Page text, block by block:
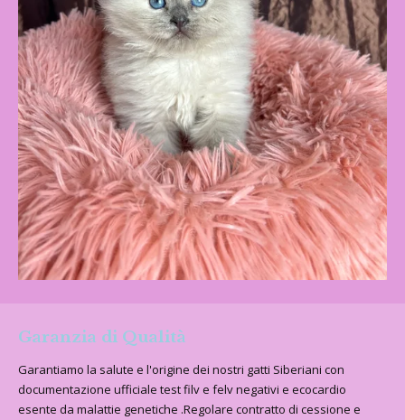
Garanzia di Qualità
Garantiamo la salute e l'origine dei nostri gatti Siberiani con
documentazione ufficiale test filv e felv negativi e ecocardio
esente da malattie genetiche .Regolare contratto di cessione e